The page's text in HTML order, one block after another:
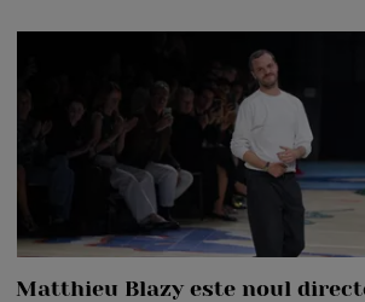
Matthieu Blazy este noul